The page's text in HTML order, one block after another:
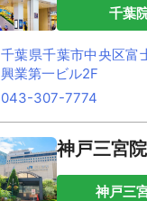
千葉
千葉県千葉市中央区富
興業第一ビル2F
043-307-7774
神戸三宮院
神戸三